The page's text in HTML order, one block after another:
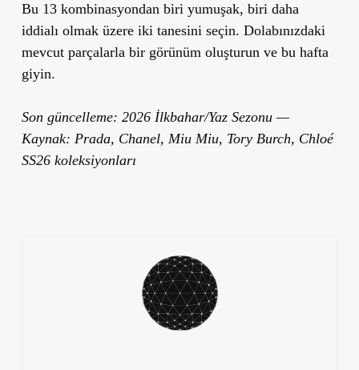
Bu 13 kombinasyondan biri yumuşak, biri daha
iddialı olmak üzere iki tanesini seçin. Dolabınızdaki
mevcut parçalarla bir görünüm oluşturun ve bu hafta
giyin.
Son güncelleme: 2026 İlkbahar/Yaz Sezonu —
Kaynak: Prada, Chanel, Miu Miu, Tory Burch, Chloé
SS26 koleksiyonları